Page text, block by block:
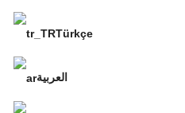
Türkçe
العربية